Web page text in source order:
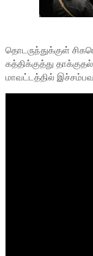
தொடருந்துக்குள்
கத்திக்குத்து
மாவட்டத்தில்